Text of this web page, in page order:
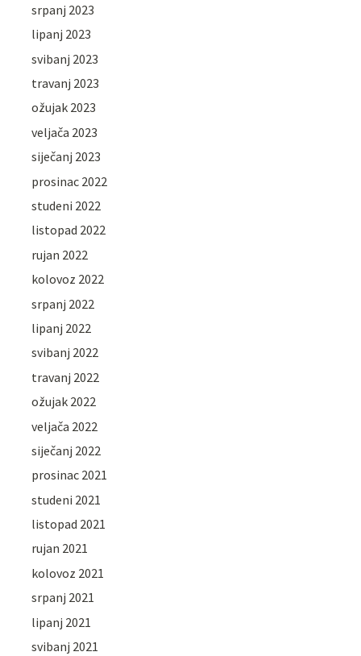
srpanj 2023
lipanj 2023
svibanj 2023
travanj 2023
ožujak 2023
veljača 2023
siječanj 2023
prosinac 2022
studeni 2022
listopad 2022
rujan 2022
kolovoz 2022
srpanj 2022
lipanj 2022
svibanj 2022
travanj 2022
ožujak 2022
veljača 2022
siječanj 2022
prosinac 2021
studeni 2021
listopad 2021
rujan 2021
kolovoz 2021
srpanj 2021
lipanj 2021
svibanj 2021